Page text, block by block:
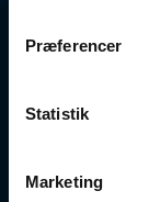
Præferencer
Statistik
Marketing